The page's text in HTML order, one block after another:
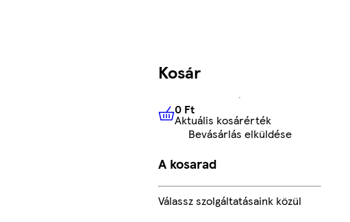
Kosár
0 FtAktuális kosárérték
0 Ft
Aktuális kosárérték
Bevásárlás elküldése
A kosarad
Válassz szolgáltatásaink közül